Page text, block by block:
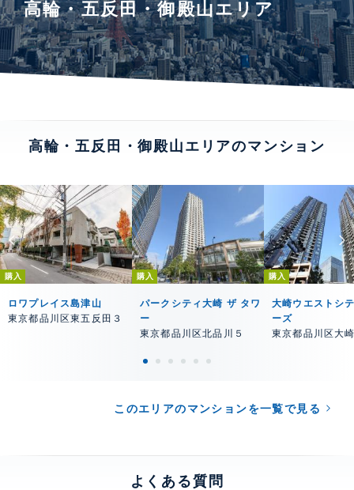
高輪・五反田・御殿山エリア
高輪・五反田・御殿山エリアのマンション
購入
ロワプレイス島津山
東京都品川区東五反田３
購入
パークシティ大崎 ザ タワ
ー
東京都品川区北品川５
購入
大崎ウエストシ
ーズ
東京都品川区大
このエリアのマンションを一覧で見る
よくある質問